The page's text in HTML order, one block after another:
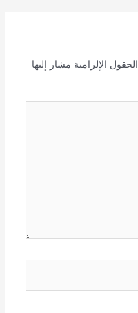
الحقول الإلزامية مشار إليها